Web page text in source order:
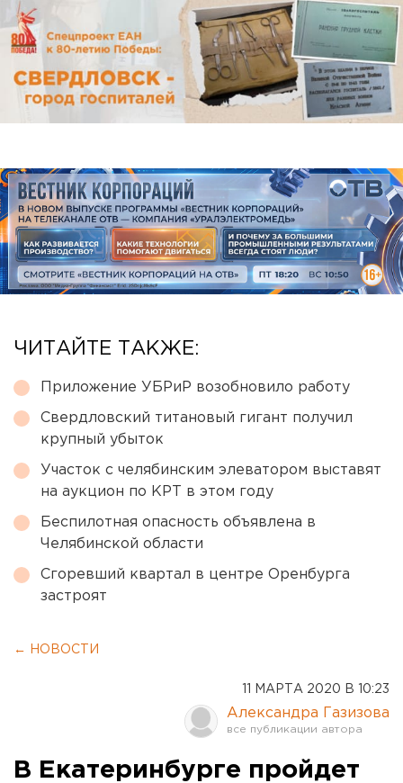
ЧИТАЙТЕ ТАКЖЕ:
Приложение УБРиР возобновило работу
Свердловский титановый гигант получил
крупный убыток
Участок с челябинским элеватором выставят
на аукцион по КРТ в этом году
Беспилотная опасность объявлена в
Челябинской области
Сгоревший квартал в центре Оренбурга
застроят
← НОВОСТИ
11 МАРТА 2020 В 10:23
Александра Газизова
В Екатеринбурге пройдет